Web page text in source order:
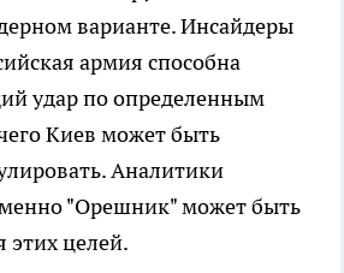
варианте. Инсайдеры
армия способна
удар по определенным
Киев может быть
Аналитики
"Орешник" может быть
этих целей.